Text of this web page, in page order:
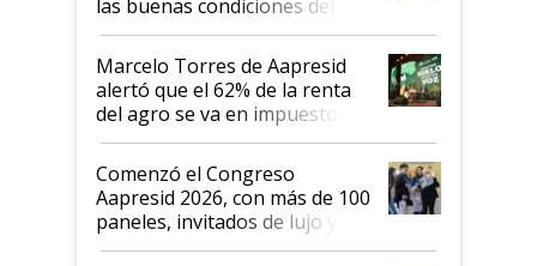
las buenas condiciones del
agro argentino para invertir:
"Los veo más motivados"
Marcelo Torres de Aapresid
alertó que el 62% de la renta
del agro se va en impuestos:
"No es bueno que en
Argentina se sigan discutiendo
las mismas cosas de hace 50
años"
Comenzó el Congreso
Aapresid 2026, con más de 100
paneles, invitados de lujo y
todas las tendencias